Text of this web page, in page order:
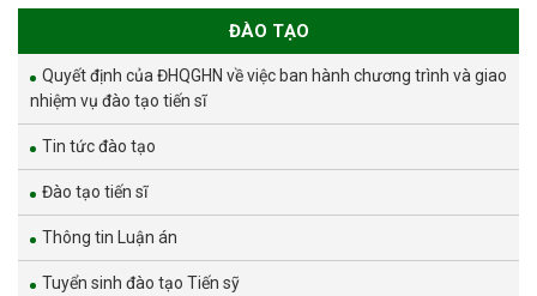
ĐÀO TẠO
Quyết định của ĐHQGHN về việc ban hành chương trình và giao
nhiệm vụ đào tạo tiến sĩ
Tin tức đào tạo
Đào tạo tiến sĩ
Thông tin Luận án
Tuyển sinh đào tạo Tiến sỹ